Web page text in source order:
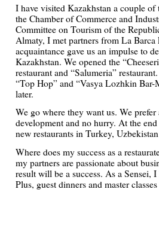
I have visited Kazakhstan a couple
the Chamber of Commerce and
Committee on Tourism of the
Almaty, I met partners from La Barca
acquaintance gave us an impulse to
Kazakhstan. We opened the
restaurant and “Salumeria”
“Top Hop” and “Vasya Lozhkin Bar-
later.
We go where they want us. We
development and no hurry. At the
new restaurants in Turkey,
Where does my success as a
my partners are passionate about
result will be a success. As a Sensei,
Plus, guest dinners and master